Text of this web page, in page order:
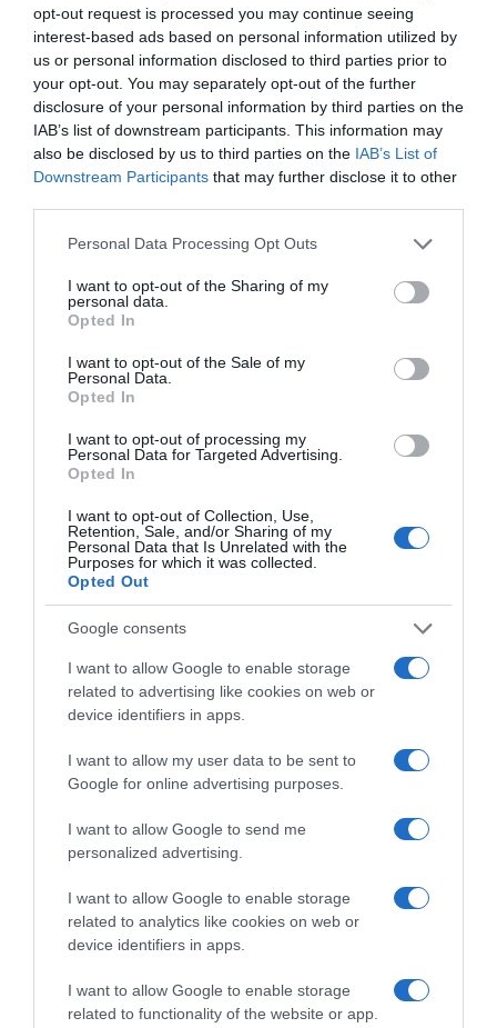
opt-out request is processed you may continue seeing
interest-based ads based on personal information utilized by
us or personal information disclosed to third parties prior to
your opt-out. You may separately opt-out of the further
disclosure of your personal information by third parties on the
IAB’s list of downstream participants. This information may
also be disclosed by us to third parties on the IAB’s List of
Downstream Participants that may further disclose it to other
Please note that this website/app uses one or more Google
not limited to your visit or usage behaviour. You may click to
grant or deny consent to Google and its third-party tags to
use your data for below specified purposes in below Google
consent section.
Personal Data Processing Opt Outs
I want to opt-out of the Sharing of my
personal data.
Opted In
I want to opt-out of the Sale of my
Personal Data.
Opted In
I want to opt-out of processing my
Personal Data for Targeted Advertising.
Opted In
I want to opt-out of Collection, Use,
Retention, Sale, and/or Sharing of my
Personal Data that Is Unrelated with the
Purposes for which it was collected.
Opted Out
Google consents
I want to allow Google to enable storage
related to advertising like cookies on web or
device identifiers in apps.
I want to allow my user data to be sent to
Google for online advertising purposes.
I want to allow Google to send me
personalized advertising.
I want to allow Google to enable storage
related to analytics like cookies on web or
device identifiers in apps.
I want to allow Google to enable storage
related to functionality of the website or app.
ΕΛΛΑΔΑ
Επιχείρηση διάσωσης 40 μεταναστών